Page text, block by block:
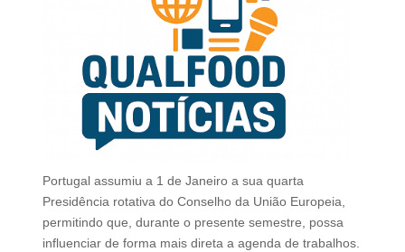
Portugal assumiu a 1 de Janeiro a sua quarta
Presidência rotativa do Conselho da União Europeia,
permitindo que, durante o presente semestre, possa
influenciar de forma mais direta a agenda de trabalhos.